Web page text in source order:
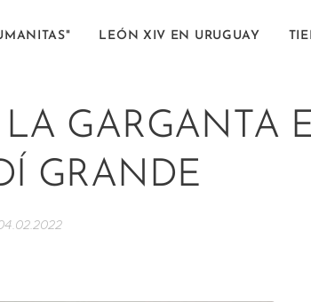
LEÓN XIV EN URUGUAY
GARGANTA
GRANDE